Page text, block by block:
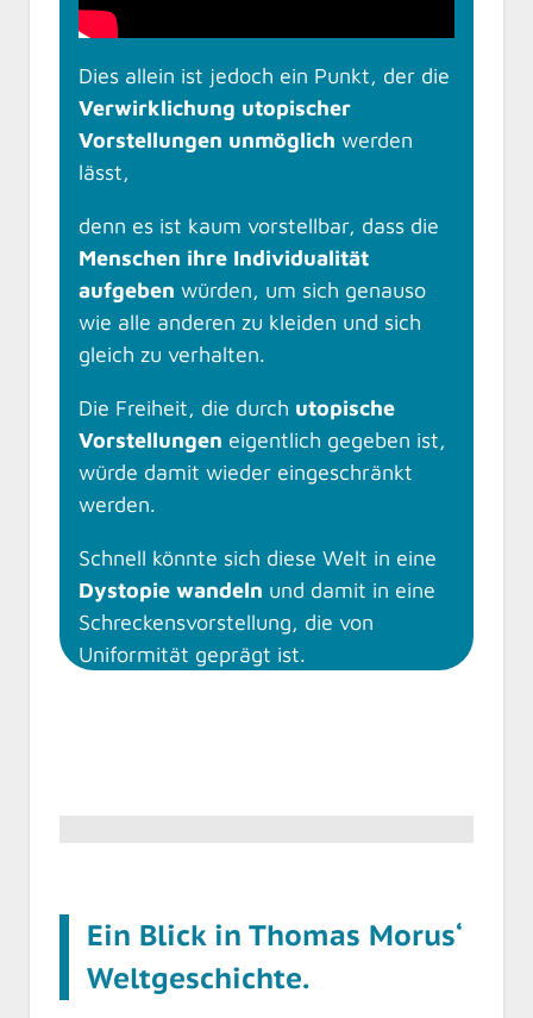
Dies allein ist jedoch ein Punkt, der die
Verwirklichung utopischer
Vorstellungen unmöglich werden
lässt,
denn es ist kaum vorstellbar, dass die
Menschen ihre Individualität
aufgeben würden, um sich genauso
wie alle anderen zu kleiden und sich
gleich zu verhalten.
Die Freiheit, die durch utopische
Vorstellungen eigentlich gegeben ist,
würde damit wieder eingeschränkt
werden.
Schnell könnte sich diese Welt in eine
Dystopie wandeln und damit in eine
Schreckensvorstellung, die von
Uniformität geprägt ist.
Ein Blick in Thomas Morus‘
Weltgeschichte.